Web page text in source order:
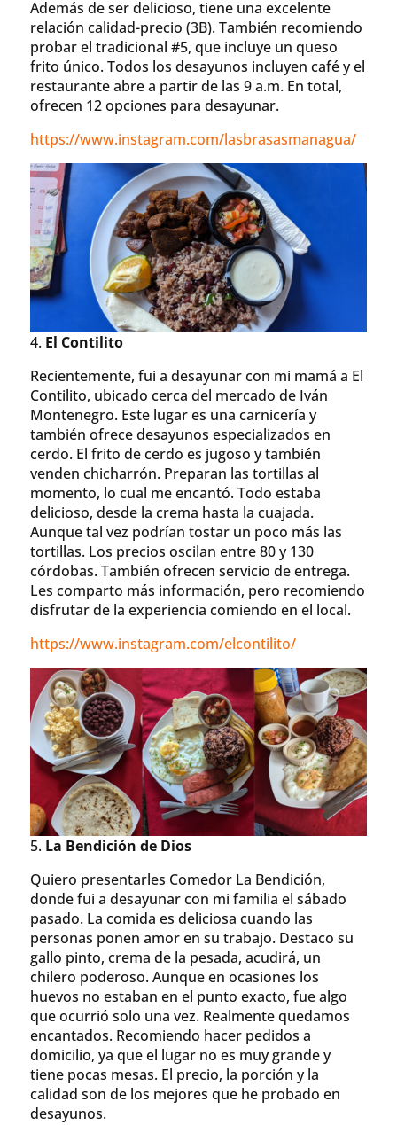
Además de ser delicioso, tiene una excelente
relación calidad-precio (3B). También recomiendo
probar el tradicional #5, que incluye un queso
frito único. Todos los desayunos incluyen café y el
restaurante abre a partir de las 9 a.m. En total,
ofrecen 12 opciones para desayunar.
https://www.instagram.com/lasbrasasmanagua/
4. El Contilito
Recientemente, fui a desayunar con mi mamá a El
Contilito, ubicado cerca del mercado de Iván
Montenegro. Este lugar es una carnicería y
también ofrece desayunos especializados en
cerdo. El frito de cerdo es jugoso y también
venden chicharrón. Preparan las tortillas al
momento, lo cual me encantó. Todo estaba
delicioso, desde la crema hasta la cuajada.
Aunque tal vez podrían tostar un poco más las
tortillas. Los precios oscilan entre 80 y 130
córdobas. También ofrecen servicio de entrega.
Les comparto más información, pero recomiendo
disfrutar de la experiencia comiendo en el local.
https://www.instagram.com/elcontilito/
5. La Bendición de Dios
Quiero presentarles Comedor La Bendición,
donde fui a desayunar con mi familia el sábado
pasado. La comida es deliciosa cuando las
personas ponen amor en su trabajo. Destaco su
gallo pinto, crema de la pesada, acudirá, un
chilero poderoso. Aunque en ocasiones los
huevos no estaban en el punto exacto, fue algo
que ocurrió solo una vez. Realmente quedamos
encantados. Recomiendo hacer pedidos a
domicilio, ya que el lugar no es muy grande y
tiene pocas mesas. El precio, la porción y la
calidad son de los mejores que he probado en
desayunos.